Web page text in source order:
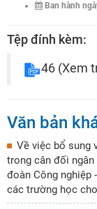
Ban hành
Tệp đính kèm:
46 (Xem
Văn bản
Về việc bổ sung
trong cân đối
đoàn Công nghiệp
các trường học